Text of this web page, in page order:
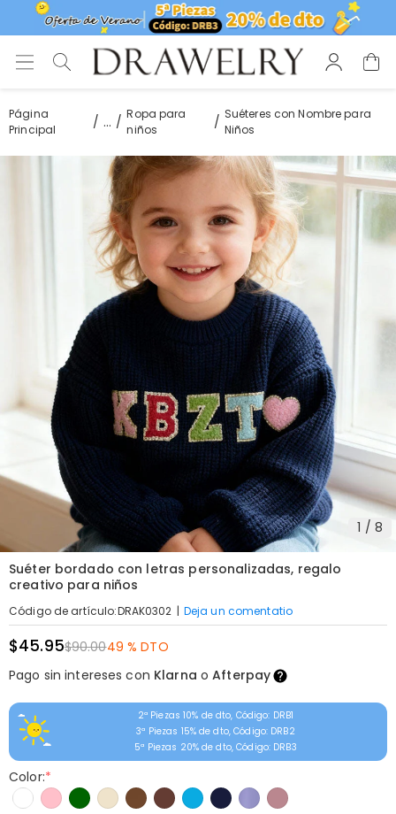
Página
Principal
...
Ropa para
niños
Suéteres con Nombre para
Niños
1 / 8
Suéter bordado con letras personalizadas, regalo
creativo para niños
Código de artículo:DRAK0302 | Deja un comentatio
$45.95$90.0049 % DTO
Pago sin intereses con Klarna oAfterpay
2ª Piezas 10% de dto, Código: DRB1
3ª Piezas 15% de dto, Código: DRB2
5ª Piezas 20% de dto, Código: DRB3
Color:*